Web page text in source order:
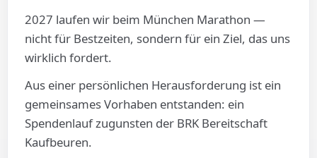
2027 laufen wir beim München Marathon —
nicht für Bestzeiten, sondern für ein Ziel, das uns
wirklich fordert.
Aus einer persönlichen Herausforderung ist ein
gemeinsames Vorhaben entstanden: ein
Spendenlauf zugunsten der BRK Bereitschaft
Kaufbeuren.